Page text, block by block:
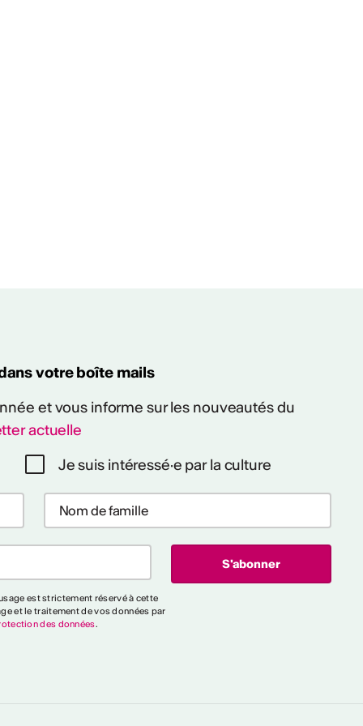
votre boîte mails
et vous informe sur les nouveautés du
actuelle
Je suis intéressé·e par la culture
est strictement réservé à cette
et le traitement de vos données par
des données.